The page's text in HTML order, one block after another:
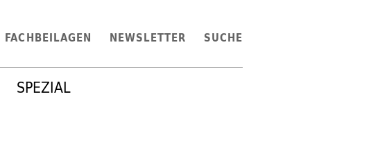
FACHBEILAGEN NEWSLETTER SUCHE
SPEZIAL